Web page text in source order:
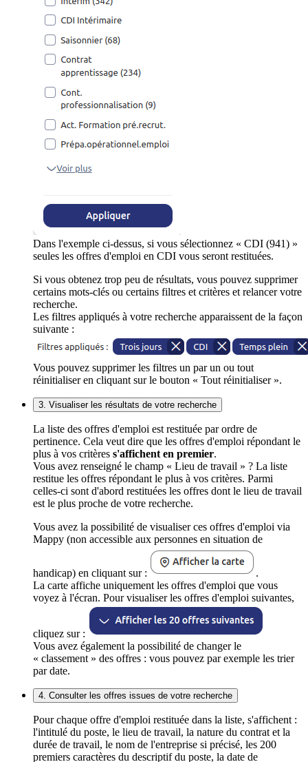
Dans l'exemple ci-dessus, si vous sélectionnez « CDI (941) »
seules les offres d'emploi en CDI vous seront restituées.
Si vous obtenez trop peu de résultats, vous pouvez supprimer
certains mots-clés ou certains filtres et critères et relancer votre
recherche.
Les filtres appliqués à votre recherche apparaissent de la façon
suivante :
Vous pouvez supprimer les filtres un par un ou tout
réinitialiser en cliquant sur le bouton « Tout réinitialiser ».
3. Visualiser les résultats de votre recherche
La liste des offres d'emploi est restituée par ordre de
pertinence. Cela veut dire que les offres d'emploi répondant le
plus à vos critères s'affichent en premier.
Vous avez renseigné le champ « Lieu de travail » ? La liste
restitue les offres répondant le plus à vos critères. Parmi
celles-ci sont d'abord restituées les offres dont le lieu de travail
est le plus proche de votre recherche.
Vous avez la possibilité de visualiser ces offres d'emploi via
Mappy (non accessible aux personnes en situation de
handicap) en cliquant sur :
.
La carte affiche uniquement les offres d'emploi que vous
voyez à l'écran. Pour visualiser les offres d'emploi suivantes,
cliquez sur :
Vous avez également la possibilité de changer le
« classement » des offres : vous pouvez par exemple les trier
par date.
4. Consulter les offres issues de votre recherche
Pour chaque offre d'emploi restituée dans la liste, s'affichent :
l'intitulé du poste, le lieu de travail, la nature du contrat et la
durée de travail, le nom de l'entreprise si précisé, les 200
premiers caractères du descriptif du poste, la date de